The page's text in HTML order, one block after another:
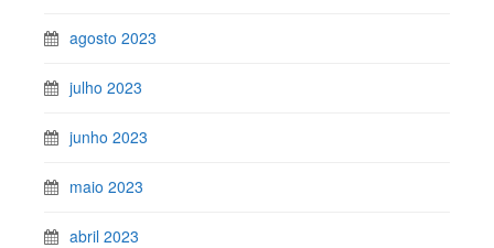
agosto 2023
julho 2023
junho 2023
maio 2023
abril 2023